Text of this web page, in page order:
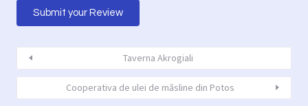
Taverna Akrogiali
Cooperativa de ulei de măsline din Potos